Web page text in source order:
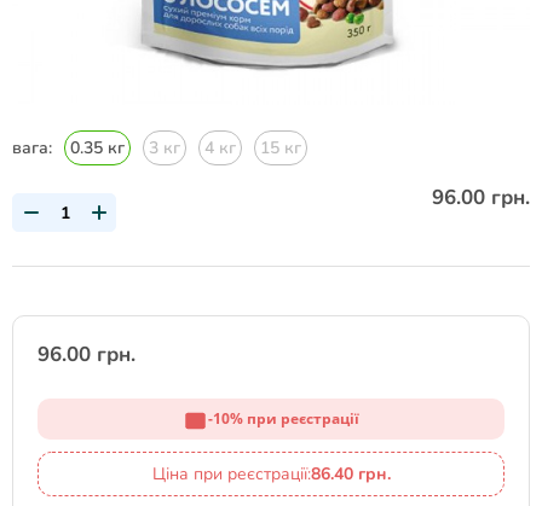
вага: 0.35 кг 3 кг 4 кг 15 кг
96.00 грн.
96.00 грн.
-10% при реєстрації
Ціна при реєстрації:86.40 грн.